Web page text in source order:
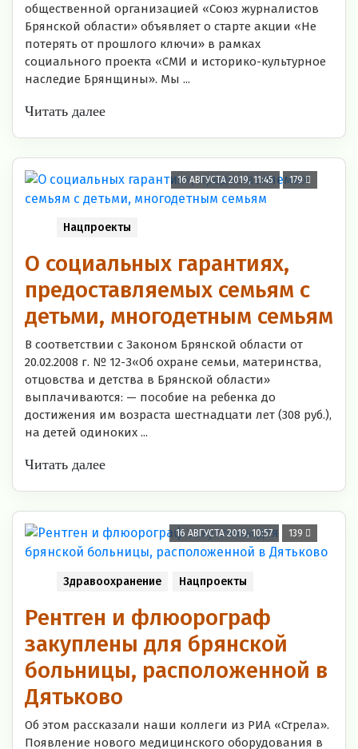
общественной организацией «Союз журналистов
Брянской области» объявляет о старте акции «Не
потерять от прошлого ключи» в рамках
социального проекта «СМИ и историко-культурное
наследие Брянщины». Мы ...
Читать далее
16 АВГУСТА 2019, 11:45 179
Нацпроекты
О социальных гарантиях,
предоставляемых семьям с
детьми, многодетным семьям
В соответствии с Законом Брянской области от
20.02.2008 г. № 12-З«Об охране семьи, материнства,
отцовства и детства в Брянской области»
выплачиваются: — пособие на ребенка до
достижения им возраста шестнадцати лет (308 руб.),
на детей одиноких ...
Читать далее
16 АВГУСТА 2019, 10:57 139
Здравоохранение Нацпроекты
Рентген и флюорограф
закуплены для брянской
больницы, расположенной в
Дятьково
Об этом рассказали наши коллеги из РИА «Стрела».
Появление нового медицинского оборудования в